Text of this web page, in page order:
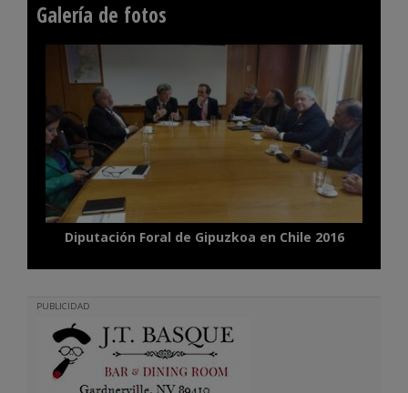
Galería de fotos
Diputación Foral de Gipuzkoa en Chile 2016
PUBLICIDAD